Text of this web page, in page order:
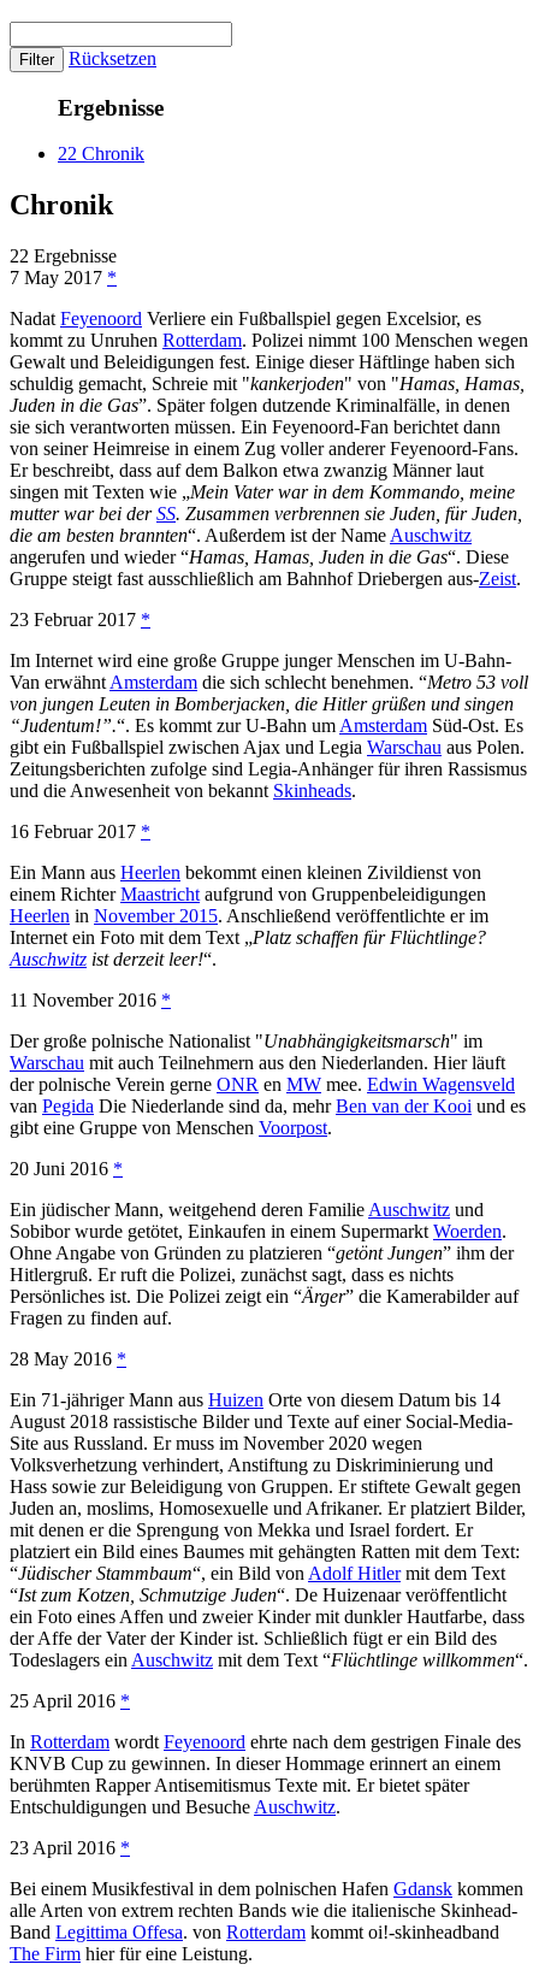
Rücksetzen
Ergebnisse
22 Chronik
Chronik
22 Ergebnisse
7 May 2017 *
Nadat Feyenoord Verliere ein Fußballspiel gegen Excelsior, es
kommt zu Unruhen Rotterdam. Polizei nimmt 100 Menschen wegen
Gewalt und Beleidigungen fest. Einige dieser Häftlinge haben sich
schuldig gemacht, Schreie mit "kankerjoden" von "Hamas, Hamas,
Juden in die Gas”. Später folgen dutzende Kriminalfälle, in denen
sie sich verantworten müssen. Ein Feyenoord-Fan berichtet dann
von seiner Heimreise in einem Zug voller anderer Feyenoord-Fans.
Er beschreibt, dass auf dem Balkon etwa zwanzig Männer laut
singen mit Texten wie „Mein Vater war in dem Kommando, meine
mutter war bei derSS. Zusammen verbrennen sie Juden, für Juden,
die am besten brannten“. Außerdem ist der Name Auschwitz
angerufen und wieder “Hamas, Hamas, Juden in die Gas“. Diese
Gruppe steigt fast ausschließlich am Bahnhof Driebergen aus-Zeist.
23 Februar 2017 *
Im Internet wird eine große Gruppe junger Menschen im U-Bahn-
Van erwähnt Amsterdam die sich schlecht benehmen. “Metro 53 voll
von jungen Leuten in Bomberjacken, die Hitler grüßen und singen
“Judentum!”.“. Es kommt zur U-Bahn um Amsterdam Süd-Ost. Es
gibt ein Fußballspiel zwischen Ajax und Legia Warschau aus Polen.
Zeitungsberichten zufolge sind Legia-Anhänger für ihren Rassismus
und die Anwesenheit von bekannt Skinheads.
16 Februar 2017 *
Ein Mann aus Heerlen bekommt einen kleinen Zivildienst von
einem RichterMaastricht aufgrund von Gruppenbeleidigungen
Heerlen in November 2015. Anschließend veröffentlichte er im
Internet ein Foto mit dem Text „Platz schaffen für Flüchtlinge?
Auschwitz ist derzeit leer!“.
11 November 2016 *
Der große polnische Nationalist "Unabhängigkeitsmarsch" im
Warschau mit auch Teilnehmern aus den Niederlanden. Hier läuft
der polnische Verein gerne ONR en MW mee. Edwin Wagensveld
van Pegida Die Niederlande sind da, mehrBen van der Kooi und es
gibt eine Gruppe von Menschen Voorpost.
20 Juni 2016 *
Ein jüdischer Mann, weitgehend deren Familie Auschwitz und
Sobibor wurde getötet, Einkaufen in einem Supermarkt Woerden.
Ohne Angabe von Gründen zu platzieren “getönt Jungen” ihm der
Hitlergruß. Er ruft die Polizei, zunächst sagt, dass es nichts
Persönliches ist. Die Polizei zeigt ein “Ärger” die Kamerabilder auf
Fragen zu finden auf.
28 May 2016 *
Ein 71-jähriger Mann aus Huizen Orte von diesem Datum bis 14
August 2018 rassistische Bilder und Texte auf einer Social-Media-
Site aus Russland. Er muss im November 2020 wegen
Volksverhetzung verhindert, Anstiftung zu Diskriminierung und
Hass sowie zur Beleidigung von Gruppen. Er stiftete Gewalt gegen
Juden an, moslims, Homosexuelle und Afrikaner. Er platziert Bilder,
mit denen er die Sprengung von Mekka und Israel fordert. Er
platziert ein Bild eines Baumes mit gehängten Ratten mit dem Text:
“Jüdischer Stammbaum“, ein Bild von Adolf Hitlermit dem Text
“Ist zum Kotzen, Schmutzige Juden“. De Huizenaar veröffentlicht
ein Foto eines Affen und zweier Kinder mit dunkler Hautfarbe, dass
der Affe der Vater der Kinder ist. Schließlich fügt er ein Bild des
Todeslagers ein Auschwitz mit dem Text “Flüchtlinge willkommen“.
25 April 2016 *
In Rotterdam wordt Feyenoord ehrte nach dem gestrigen Finale des
KNVB Cup zu gewinnen. In dieser Hommage erinnert an einem
berühmten Rapper Antisemitismus Texte mit. Er bietet später
Entschuldigungen und Besuche Auschwitz.
23 April 2016 *
Bei einem Musikfestival in dem polnischen Hafen Gdansk kommen
alle Arten von extrem rechten Bands wie die italienische Skinhead-
Band Legittima Offesa. von Rotterdam kommt oi!-skinheadband
The Firm hier für eine Leistung.